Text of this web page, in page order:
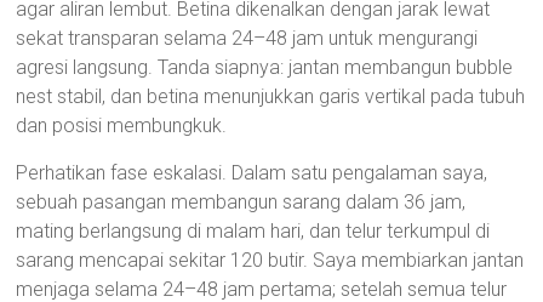
agar aliran lembut. Betina dikenalkan dengan jarak lewat
sekat transparan selama 24–48 jam untuk mengurangi
agresi langsung. Tanda siapnya: jantan membangun bubble
nest stabil, dan betina menunjukkan garis vertikal pada tubuh
dan posisi membungkuk.
Perhatikan fase eskalasi. Dalam satu pengalaman saya,
sebuah pasangan membangun sarang dalam 36 jam,
mating berlangsung di malam hari, dan telur terkumpul di
sarang mencapai sekitar 120 butir. Saya membiarkan jantan
menjaga selama 24–48 jam pertama; setelah semua telur